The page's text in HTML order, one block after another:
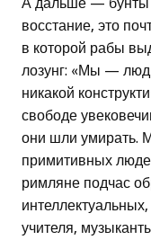
восстание, это
в которой рабы
лозунг: «Мы —
никакой
свободе
они шли умирать.
примитивных
римляне подчас
учителя,